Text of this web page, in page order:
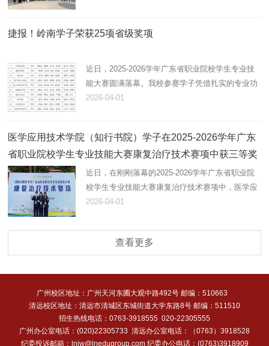
捷报！岭南学子荣获25项省级奖项
近日，2025-2026学年广东省职业院校学生专业技
能大赛圆满落幕。我校参赛学子凭借扎实的专业功
底、娴熟的实操技能和默契的团队协作，在各赛项
2026-04-01
医学应用技术学院（知行书院）学子在2025-2026学年广东
省职业院校学生专业技能大赛康复治疗技术赛项中获三等奖
近日，在刚刚落幕的2025-2026学年广东省职业院
校学生专业技能大赛康复治疗技术赛项中，医学应
用技术学院（知行书院）24级康复治疗技术专业的
黄锦琪、曾晓静老师指导…
2026-04-01
查看更多
广州校区地址：广州天河东圃大观中路492号 邮编：510663
清远校区地址：清远市清城区东城街道大学东路8号 邮编：511510
招生热线电话：0763-3918555 020-22305555
广州办公室电话：(020)22305733 清远办公室电话：（0763）3918528
纪委投诉邮箱：lnjw@lnedugroup.com 纪委办公电话：(0763)3918909